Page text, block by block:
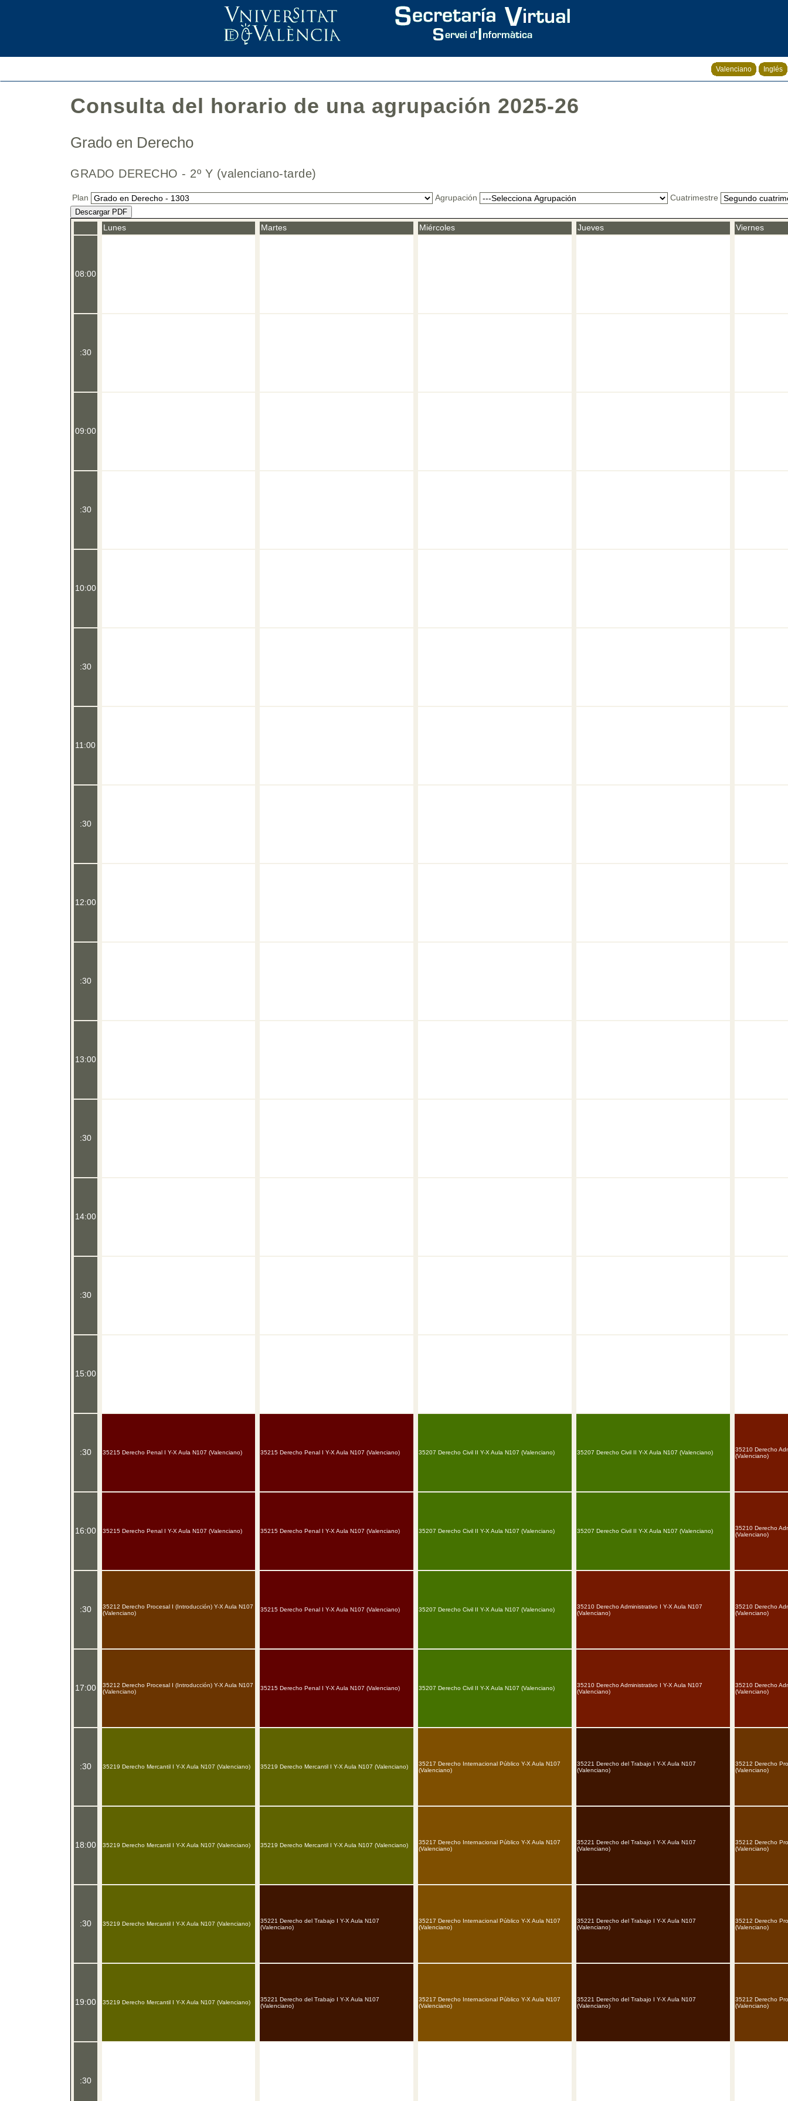
Valenciano Inglés
Consulta del horario de una agrupación 2025-26
Grado en Derecho
GRADO DERECHO - 2º Y (valenciano-tarde)
Plan Agrupación Cuatrimestre
Descargar PDF
08:00
:30
09:00
:30
10:00
:30
11:00
:30
12:00
:30
13:00
:30
14:00
:30
15:00
:30
16:00
:30
17:00
:30
18:00
:30
19:00
:30
Lunes
35215 Derecho Penal I Y-X Aula N107 (Valenciano)
35215 Derecho Penal I Y-X Aula N107 (Valenciano)
35212 Derecho Procesal I (Introducción) Y-X Aula N107
(Valenciano)
35212 Derecho Procesal I (Introducción) Y-X Aula N107
(Valenciano)
35219 Derecho Mercantil I Y-X Aula N107 (Valenciano)
35219 Derecho Mercantil I Y-X Aula N107 (Valenciano)
35219 Derecho Mercantil I Y-X Aula N107 (Valenciano)
35219 Derecho Mercantil I Y-X Aula N107 (Valenciano)
Martes
35215 Derecho Penal I Y-X Aula N107 (Valenciano)
35215 Derecho Penal I Y-X Aula N107 (Valenciano)
35215 Derecho Penal I Y-X Aula N107 (Valenciano)
35215 Derecho Penal I Y-X Aula N107 (Valenciano)
35219 Derecho Mercantil I Y-X Aula N107 (Valenciano)
35219 Derecho Mercantil I Y-X Aula N107 (Valenciano)
35221 Derecho del Trabajo I Y-X Aula N107
(Valenciano)
35221 Derecho del Trabajo I Y-X Aula N107
(Valenciano)
Miércoles
35207 Derecho Civil II Y-X Aula N107 (Valenciano)
35207 Derecho Civil II Y-X Aula N107 (Valenciano)
35207 Derecho Civil II Y-X Aula N107 (Valenciano)
35207 Derecho Civil II Y-X Aula N107 (Valenciano)
35217 Derecho Internacional Público Y-X Aula N107
(Valenciano)
35217 Derecho Internacional Público Y-X Aula N107
(Valenciano)
35217 Derecho Internacional Público Y-X Aula N107
(Valenciano)
35217 Derecho Internacional Público Y-X Aula N107
(Valenciano)
Jueves
35207 Derecho Civil II Y-X Aula N107 (Valenciano)
35207 Derecho Civil II Y-X Aula N107 (Valenciano)
35210 Derecho Administrativo I Y-X Aula N107
(Valenciano)
35210 Derecho Administrativo I Y-X Aula N107
(Valenciano)
35221 Derecho del Trabajo I Y-X Aula N107
(Valenciano)
35221 Derecho del Trabajo I Y-X Aula N107
(Valenciano)
35221 Derecho del Trabajo I Y-X Aula N107
(Valenciano)
35221 Derecho del Trabajo I Y-X Aula N107
(Valenciano)
Viernes
35210 Derecho
(Valenciano)
35210 Derecho
(Valenciano)
35210 Derecho
(Valenciano)
35210 Derecho
(Valenciano)
35212 Derecho
(Valenciano)
35212 Derecho
(Valenciano)
35212 Derecho
(Valenciano)
35212 Derecho
(Valenciano)